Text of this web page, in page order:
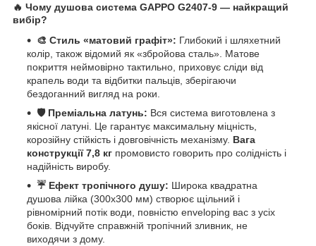
🔥 Чому душова система GAPPO G2407-9 — найкращий
вибір?
🎨 Стиль «матовий графіт»: Глибокий і шляхетний
колір, також відомий як «збройова сталь». Матове
покриття неймовірно тактильно, приховує сліди від
крапель води та відбитки пальців, зберігаючи
бездоганний вигляд на роки.
🛡️ Преміальна латунь: Вся система виготовлена з
якісної латуні. Це гарантує максимальну міцність,
корозійну стійкість і довговічність механізму. Вага
конструкції 7,8 кг промовисто говорить про солідність і
надійність виробу.
☔ Ефект тропічного душу: Широка квадратна
душова лійка (300x300 мм) створює щільний і
рівномірний потік води, повністю enveloping вас з усіх
боків. Відчуйте справжній тропічний зливник, не
виходячи з дому.